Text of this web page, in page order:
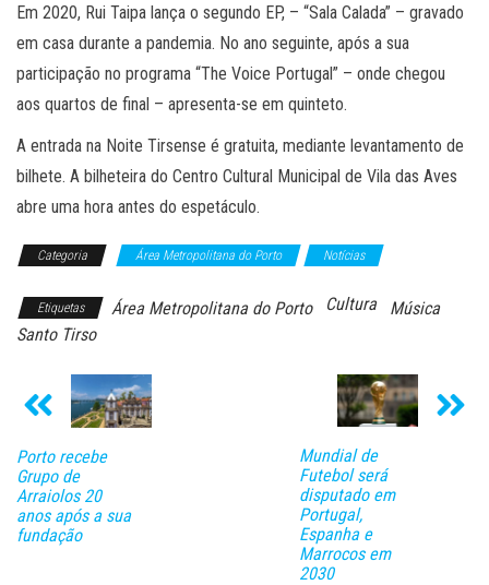
Em 2020, Rui Taipa lança o segundo EP, – “Sala Calada” – gravado
em casa durante a pandemia. No ano seguinte, após a sua
participação no programa “The Voice Portugal” – onde chegou
aos quartos de final – apresenta-se em quinteto.
A entrada na Noite Tirsense é gratuita, mediante levantamento de
bilhete. A bilheteira do Centro Cultural Municipal de Vila das Aves
abre uma hora antes do espetáculo.
Categoria Área Metropolitana do Porto Notícias
Etiquetas Área Metropolitana do Porto Cultura
Música
Santo Tirso
Porto recebe
Grupo de
Arraiolos 20
anos após a sua
fundação
Mundial de
Futebol será
disputado em
Portugal,
Espanha e
Marrocos em
2030